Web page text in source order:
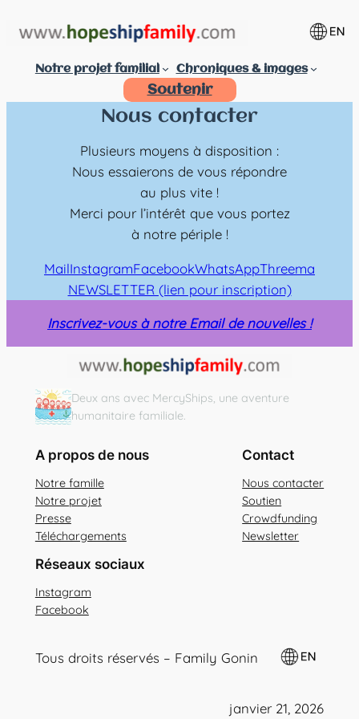
au
Notre projet familial Chroniques & images
Soutenir
Nous contacter
Plusieurs moyens à disposition :
Nous essaierons de vous répondre
au plus vite !
Merci pour l’intérêt que vous portez
à notre périple !
MailInstagramFacebookWhatsAppThreema
NEWSLETTER (lien pour inscription)
Inscrivez-vous à notre Email de nouvelles !
Deux ans avec MercyShips, une aventure
humanitaire familiale.
A propos de nous
Notre famille
Notre projet
Presse
Téléchargements
Contact
Nous contacter
Soutien
Crowdfunding
Newsletter
Réseaux sociaux
Instagram
Facebook
Tous droits réservés – Family Gonin
janvier 21, 2026